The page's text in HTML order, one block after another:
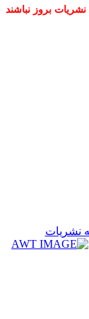
بروز نباشند
نشریات